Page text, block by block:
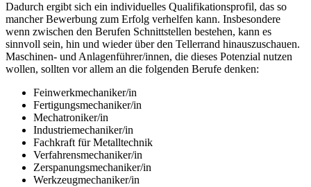
Dadurch ergibt sich ein individuelles Qualifikationsprofil, das so
mancher Bewerbung zum Erfolg verhelfen kann. Insbesondere
wenn zwischen den Berufen Schnittstellen bestehen, kann es
sinnvoll sein, hin und wieder über den Tellerrand hinauszuschauen.
Maschinen- und Anlagenführer/innen, die dieses Potenzial nutzen
wollen, sollten vor allem an die folgenden Berufe denken:
Feinwerkmechaniker/in
Fertigungsmechaniker/in
Mechatroniker/in
Industriemechaniker/in
Fachkraft für Metalltechnik
Verfahrensmechaniker/in
Zerspanungsmechaniker/in
Werkzeugmechaniker/in